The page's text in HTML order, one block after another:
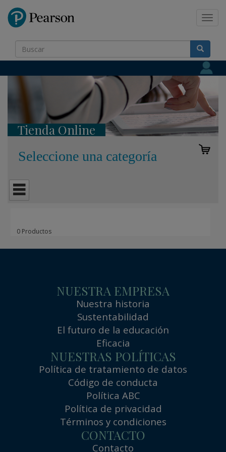
Tienda Online
Seleccione una categoría
0 Productos
NUESTRA EMPRESA
Nuestra historia
Sustentabilidad
El futuro de la educación
Eficacia
NUESTRAS POLÍTICAS
Política de tratamiento de datos
Código de conducta
Política ABC
Política de privacidad
Términos y condiciones
CONTACTO
Contacto